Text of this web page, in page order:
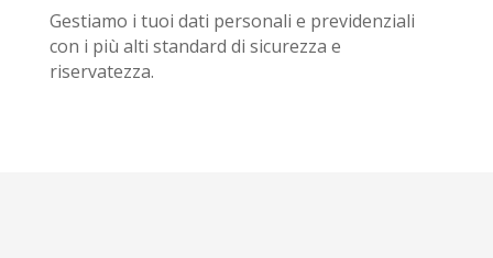
Gestiamo i tuoi dati personali e previdenziali
con i più alti standard di sicurezza e
riservatezza.